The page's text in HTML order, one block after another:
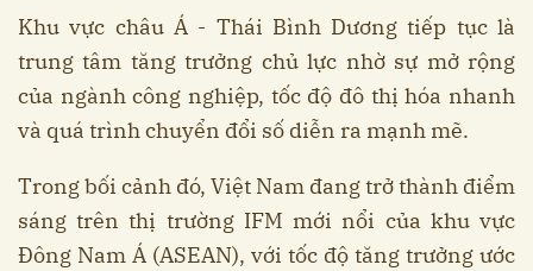
Khu vực châu Á - Thái Bình Dương tiếp tục là
trung tâm tăng trưởng chủ lực nhờ sự mở rộng
của ngành công nghiệp, tốc độ đô thị hóa nhanh
và quá trình chuyển đổi số diễn ra mạnh mẽ.
Trong bối cảnh đó, Việt Nam đang trở thành điểm
sáng trên thị trường IFM mới nổi của khu vực
Đông Nam Á (ASEAN), với tốc độ tăng trưởng ước